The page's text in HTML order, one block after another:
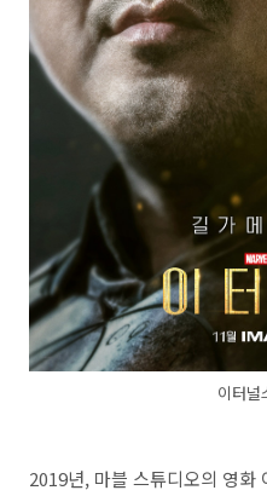
이터널
2019년, 마블 스튜디오의 영화